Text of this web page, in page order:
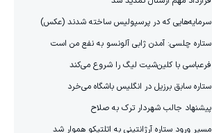
سرمایه‌هایی که در پرسپولیس ساخته شدند (عکس)
ستاره چلسی: آمدن ژابی آلونسو به نفع من است
فرعباسی با کلین‌شیت لیگ را شروع می‌کند
ستاره سابق برزیل در انگلیس باشگاه می‌خرد
پیشنهاد جالب شهردار ترک به صلاح
مسیر ورود ستاره آرژانتینی به اتلتیکو هموار شد